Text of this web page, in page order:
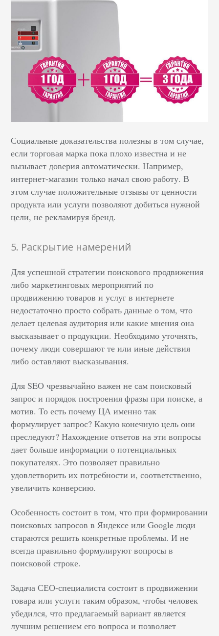
Социальные доказательства полезны в том случае,
если торговая марка пока плохо известна и не
вызывает доверия автоматически. Например,
интернет-магазин только начал свою работу. В
этом случае положительные отзывы от ценности
продукта или услуги позволяют добиться нужной
цели, не рекламируя бренд.
5. Раскрытие намерений
Для успешной стратегии поискового продвижения
либо маркетинговых мероприятий по
продвижению товаров и услуг в интернете
недостаточно просто собрать данные о том, что
делает целевая аудитория или какие мнения она
высказывает о продукции. Необходимо уточнять,
почему люди совершают те или иные действия
либо оставляют высказывания.
Для SEO чрезвычайно важен не сам поисковый
запрос и порядок построения фразы при поиске, а
мотив. То есть почему ЦА именно так
формулирует запрос? Какую конечную цель они
преследуют? Нахождение ответов на эти вопросы
дает больше информации о потенциальных
покупателях. Это позволяет правильно
удовлетворить их потребности и, соответственно,
увеличить конверсию.
Особенность состоит в том, что при формировании
поисковых запросов в Яндексе или Google люди
стараются решить конкретные проблемы. И не
всегда правильно формулируют вопросы в
поисковой строке.
Задача СЕО-специалиста состоит в продвижении
товара или услуги таким образом, чтобы человек
убедился, что предлагаемый вариант является
лучшим решением его вопроса и позволяет